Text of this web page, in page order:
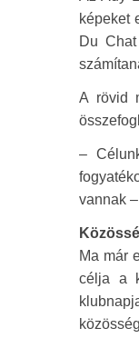
képeket
Du
A rövid
–
vannak
Ma már
célja a